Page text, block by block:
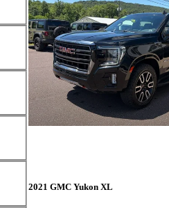
2021 GMC Yukon XL